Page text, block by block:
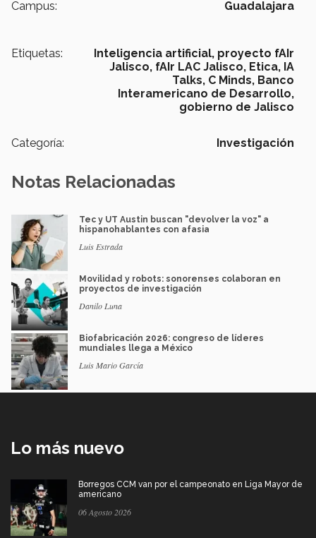
Campus: Guadalajara
Etiquetas: Inteligencia artificial, proyecto fAIr
Jalisco, fAIr LAC Jalisco, Etica, IA
Talks, C Minds, Banco
Interamericano de Desarrollo,
gobierno de Jalisco
Categoría: Investigación
Notas Relacionadas
Tec y UT Austin buscan "devolver la voz" a
hispanohablantes con afasia
Luis Estrada
Movilidad y robots: sonorenses colaboran en
proyectos de investigación
Danilo Luna
Biofabricación 2026: congreso de líderes
mundiales llega a México
Luis Mario García
Lo más nuevo
Borregos CCM van por el campeonato en Liga Mayor de
americano
06 Agosto 2026